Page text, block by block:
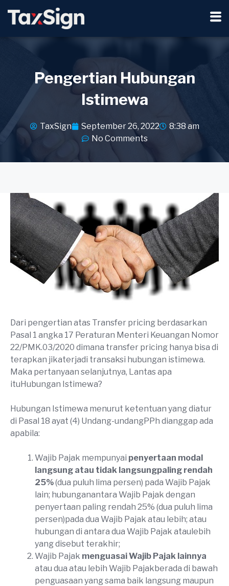
Pengertian Hubungan
Istimewa
TaxSign September 26, 2022
8:38 am
No Comments
Dari pengertian atas Transfer pricing berdasarkan
Pasal 1 angka 17 Peraturan Menteri Keuangan Nomor
22/PMK.03/2020 dimana transfer pricing hanya bisa di
terapkan jikaterjadi transaksi hubungan istimewa.
Maka pertanyaan selanjutnya, Lantas apa
ituHubungan Istimewa?
Hubungan Istimewa menurut ketentuan yang diatur
di Pasal 18 ayat (4) Undang-undangPPh dianggap ada
apabila:
Wajib Pajak mempunyai penyertaan modal
langsung atau tidak langsungpaling rendah
25%(dua puluh lima persen) pada Wajib Pajak
lain; hubunganantara Wajib Pajak dengan
penyertaan paling rendah 25% (dua puluh lima
persen)pada dua Wajib Pajak atau lebih; atau
hubungan di antara dua Wajib Pajak ataulebih
yang disebut terakhir;
Wajib Pajak menguasai Wajib Pajak lainnya
atau dua atau lebih Wajib Pajakberada di bawah
penguasaan yang sama baik langsung maupun